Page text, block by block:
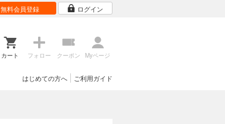
無料会員登録 ログイン
カート フォロー クーポン Myページ
ご利用ガイド
はじめての方へ